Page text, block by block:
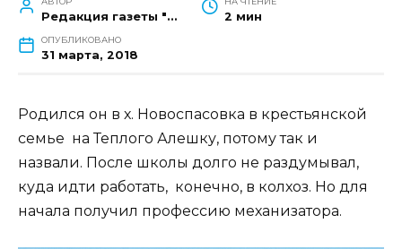
Редакция газеты "Наш край" 2 мин
ОПУБЛИКОВАНО
31 марта, 2018
Родился он в х. Новоспасовка в крестьянской
семье на Теплого Алешку, потому так и
назвали. После школы долго не раздумывал,
куда идти работать, конечно, в колхоз. Но для
начала получил профессию механизатора.